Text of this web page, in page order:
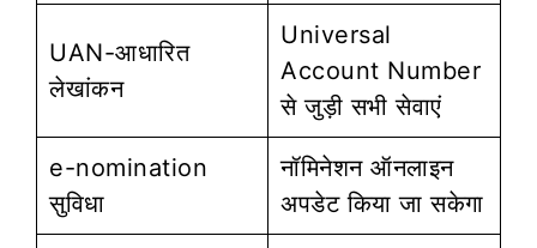
UAN-आधारित
लेखांकन
Universal
Account Number
से जुड़ी सभी सेवाएं
e-nomination
सुविधा
नॉमिनेशन ऑनलाइन
अपडेट किया जा सकेगा